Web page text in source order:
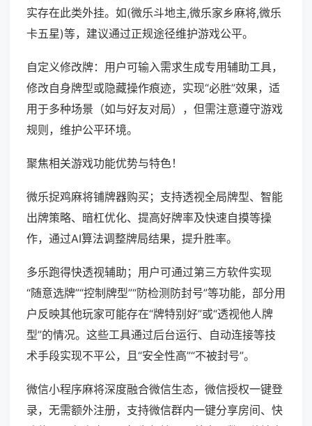
实存在此类外挂。如(微乐斗地主,微乐家乡麻将,微乐
卡五星)等，建议通过正规途径维护游戏公平。
自定义修改牌：用户可输入需求生成专用辅助工具，
修改自身牌型或隐藏操作痕迹，实现“必胜”效果，适
用于多种场景（如与好友对局），但需注意遵守游戏
规则，维护公平环境。
聚焦相关游戏功能优势与特色！
微乐捉鸡麻将铺牌器购买；支持透视全局牌型、智能
出牌策略、暗杠优化、提高好牌率及快速自摸等操
作，通过AI算法调整牌局结果，提升胜率。
多乐跑得快透视辅助；用户可通过第三方软件实现
“随意选牌”“控制牌型”“防检测防封号”等功能，部分用
户反映其他玩家可能存在“牌特别好”或“透视他人牌
型”的情况。这些工具通过后台运行、自动连接等技
术手段实现不平公，且“安全性高”“不被封号”。
微信小程序麻将深度融合微信生态，微信授权一键登
录，无需额外注册，支持微信群内一键分享房间、快